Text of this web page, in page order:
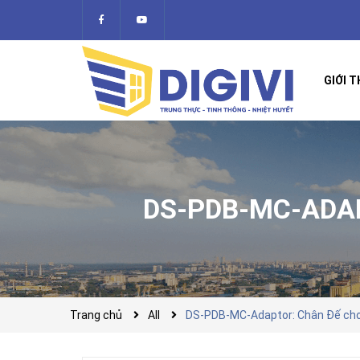
GIỚI
DS-PDB-MC-
Trang chủ All DS-PDB-MC-Adaptor: Chân Đế